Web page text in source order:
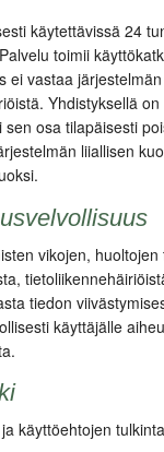
käytettävissä 24
toimii
ei vastaa
Yhdistyksellä
osa tilapäisesti
liiallisen
vikojen,
tiedon
käyttäjälle
käyttöehtojen